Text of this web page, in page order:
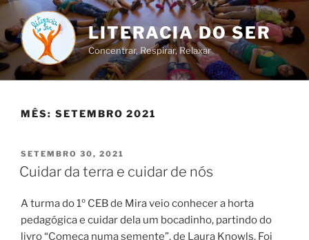
Saltar
para
o
conteúdo
LITERACIA DO SER
Concentrar, Respirar, Relaxar
MÊS: SETEMBRO 2021
PUBLICADO
EM
SETEMBRO 30, 2021
Cuidar da terra e cuidar de nós
A turma do 1º CEB de Mira veio conhecer a horta
pedagógica e cuidar dela um bocadinho, partindo do
livro “Começa numa semente”, de Laura Knowls. Foi